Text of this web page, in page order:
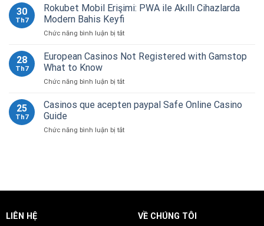
casino
online:
esencial
Chile
výher
zodpovědné
hraní:
musí
hráč
30
Th7
Rokubet Mobil Erişimi: PWA ile Akıllı Cihazlarda
Modern Bahis Keyfi
Chức năng bình luận bị tắtở
Mobil
ile
Cihazlarda
Keyfi
28
Th7
European Casinos Not Registered with Gamstop
What to Know
Chức năng bình luận bị tắtở
Casinos
with
25
Th7
Casinos que acepten paypal Safe Online Casino
Guide
Chức năng bình luận bị tắtở
Online
LIÊN HỆ VỀ CHÚNG TÔI